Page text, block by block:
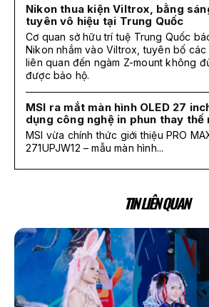
Nikon thua kiện Viltrox, bằng
tuyên vô hiệu tại Trung Quốc
Cơ quan sở hữu trí tuệ Trung Quốc
Nikon nhắm vào Viltrox, tuyên bố
liên quan đến ngàm Z-mount không
được bảo hộ.
MSI ra mắt màn hình OLED 27
dụng công nghệ in phun thay thế
MSI vừa chính thức giới thiệu PRO
271UPJW12 – mẫu màn hình...
TIN LIÊN QUAN